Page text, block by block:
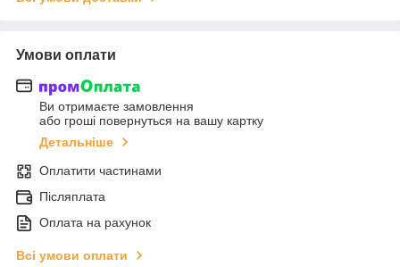
Умови оплати
Ви отримаєте замовлення
або гроші повернуться на вашу картку
Детальніше
Оплатити частинами
Післяплата
Оплата на рахунок
Всі умови оплати